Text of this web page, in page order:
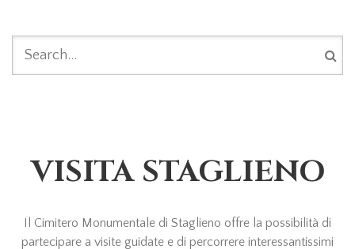
FORM DI RICERCA
VISITA STAGLIENO
Il Cimitero Monumentale di Staglieno offre la possibilità di
partecipare a visite guidate e di percorrere interessantissimi